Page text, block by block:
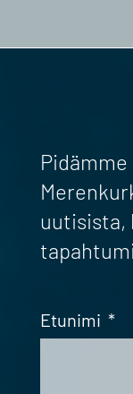
uutisista,
Etunimi *